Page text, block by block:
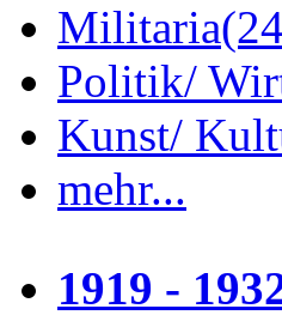
Militaria
Politik/
Kunst/
mehr...
1919 -